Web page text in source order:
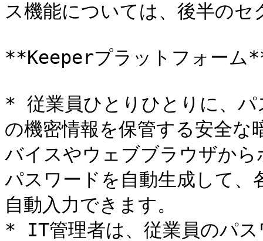
ス機能については、後半の
**Keeperプラットフォーム
* 従業員ひとりひとりに、パ
の機密情報を保管する安全
バイスやウェブブラウザか
パスワードを自動生成して
自動入力できます。
* IT管理者は、従業員のパス